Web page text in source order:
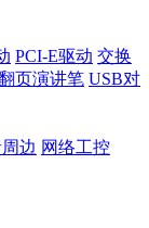
PCI-E驱动 交换
页演讲笔 USB对
边 网络工控